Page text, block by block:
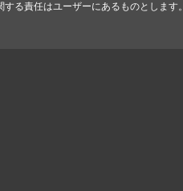
る責任はユーザーにあるものとします。